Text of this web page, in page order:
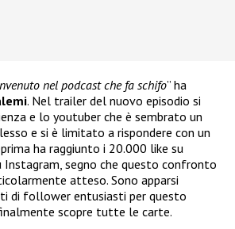
nel podcast che fa schifo” ha
. Nel trailer del nuovo episodio si
e lo youtuber che è sembrato un
e si è limitato a rispondere con un
ha raggiunto i 20.000 like su
Instagram, segno che questo confronto
atteso. Sono apparsi
di follower entusiasti per questo
scopre tutte le carte.